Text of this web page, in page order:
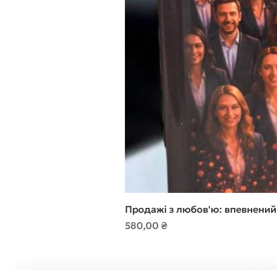
Продажі з любов'ю: впевнений
Ціна
580,00 ₴